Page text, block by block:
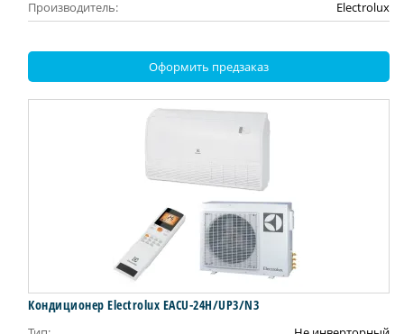
Производитель:
Electrolux
Оформить предзаказ
Кондиционер Electrolux EACU-24H/UP3/N3